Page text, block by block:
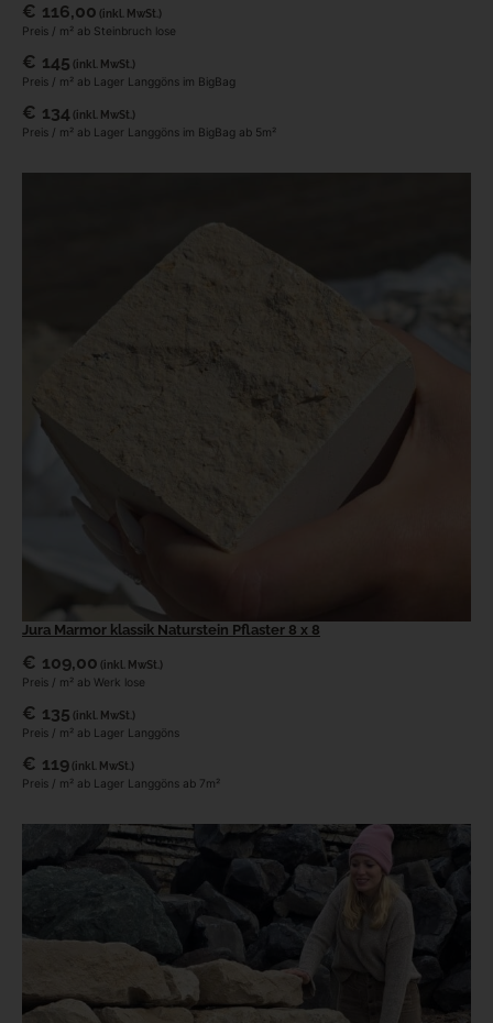
€ 116,00 (inkl. MwSt.)
Preis / m² ab Steinbruch lose
€ 145 (inkl. MwSt.)
Preis / m² ab Lager Langgöns im BigBag
€ 134 (inkl. MwSt.)
Preis / m² ab Lager Langgöns im BigBag ab 5m²
Jura Marmor klassik Naturstein Pflaster 8 x 8
€ 109,00 (inkl. MwSt.)
Preis / m² ab Werk lose
€ 135 (inkl. MwSt.)
Preis / m² ab Lager Langgöns
€ 119(inkl. MwSt.)
Preis / m² ab Lager Langgöns ab 7m²